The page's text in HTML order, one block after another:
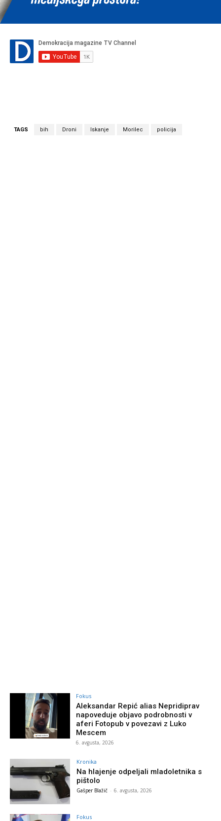
TAGS bih Droni Iskanje Morilec policija
Fokus
Aleksandar Repić alias Nepridiprav
napoveduje objavo podrobnosti v
aferi Fotopub v povezavi z Luko
Mescem
6. avgusta, 2026
Kronika
Na hlajenje odpeljali mladoletnika s
pištolo
Gašper Blažič - 6. avgusta, 2026
Fokus